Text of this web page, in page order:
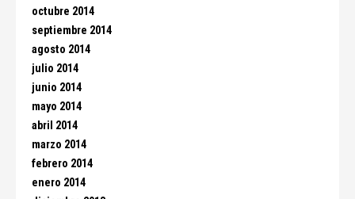
octubre 2014
septiembre 2014
agosto 2014
julio 2014
junio 2014
mayo 2014
abril 2014
marzo 2014
febrero 2014
enero 2014